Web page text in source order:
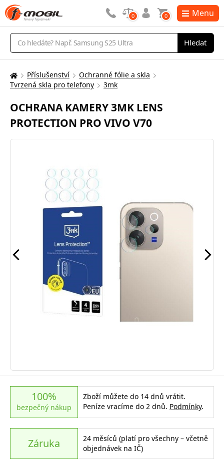
Vyhledávání
Hledat
0 0 Menu
Zde
nacházíte:
Příslušenství
Ochranné fólie a skla
Tvrzená skla pro telefony
3mk
OCHRANA KAMERY 3MK LENS
PROTECTION PRO VIVO V70
100%
bezpečný nákup
Zboží můžete do 14 dnů vrátit.
Peníze vracíme do 2 dnů. Podmínky.
Záruka
24 měsíců (platí pro všechny – včetně
objednávek na IČ)